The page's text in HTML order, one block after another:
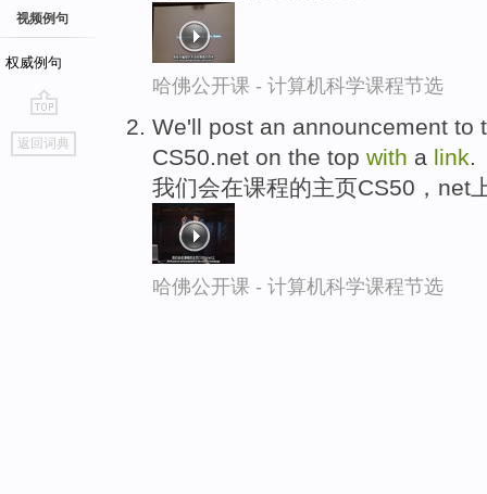
视频例句
权威例句
go
top
返回词典
哈佛公开课 - 计算机科学课程节选
We'll post an announcement to
CS50.net on the top with a link.
我们会在课程的主页CS50，net
哈佛公开课 - 计算机科学课程节选